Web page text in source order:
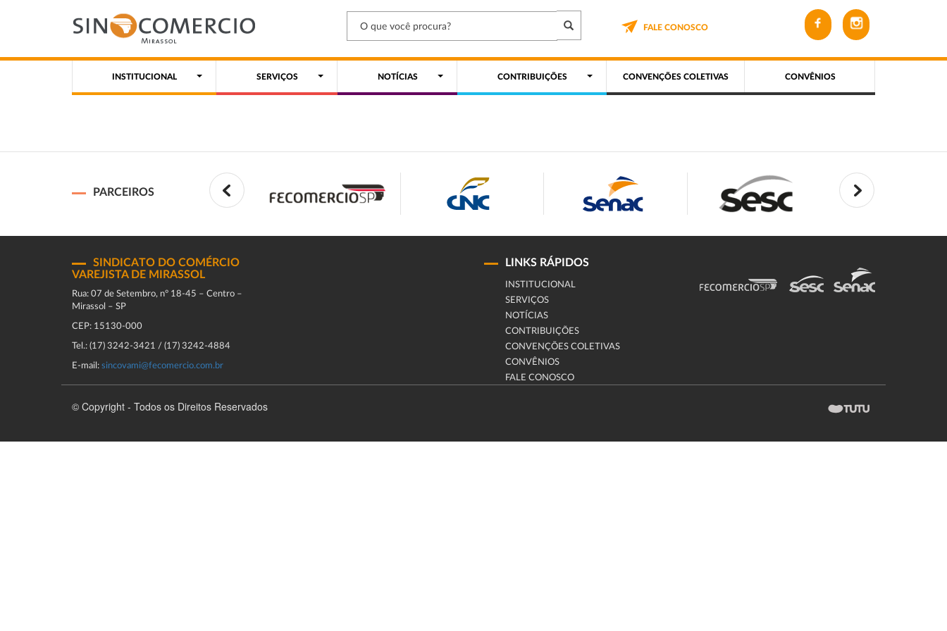
FALE CONOSCO
INSTITUCIONAL SERVIÇOS NOTÍCIAS CONTRIBUIÇÕES CONVENÇÕES COLETIVAS CONVÊNIOS
PARCEIROS
SINDICATO DO COMÉRCIO
VAREJISTA DE MIRASSOL
Rua: 07 de Setembro, n° 18-45 – Centro –
Mirassol – SP
CEP: 15130-000
Tel.: (17) 3242-3421 / (17) 3242-4884
E-mail: sincovami@fecomercio.com.br
LINKS RÁPIDOS
INSTITUCIONAL
SERVIÇOS
NOTÍCIAS
CONTRIBUIÇÕES
CONVENÇÕES COLETIVAS
CONVÊNIOS
FALE CONOSCO
© Copyright - Todos os Direitos Reservados